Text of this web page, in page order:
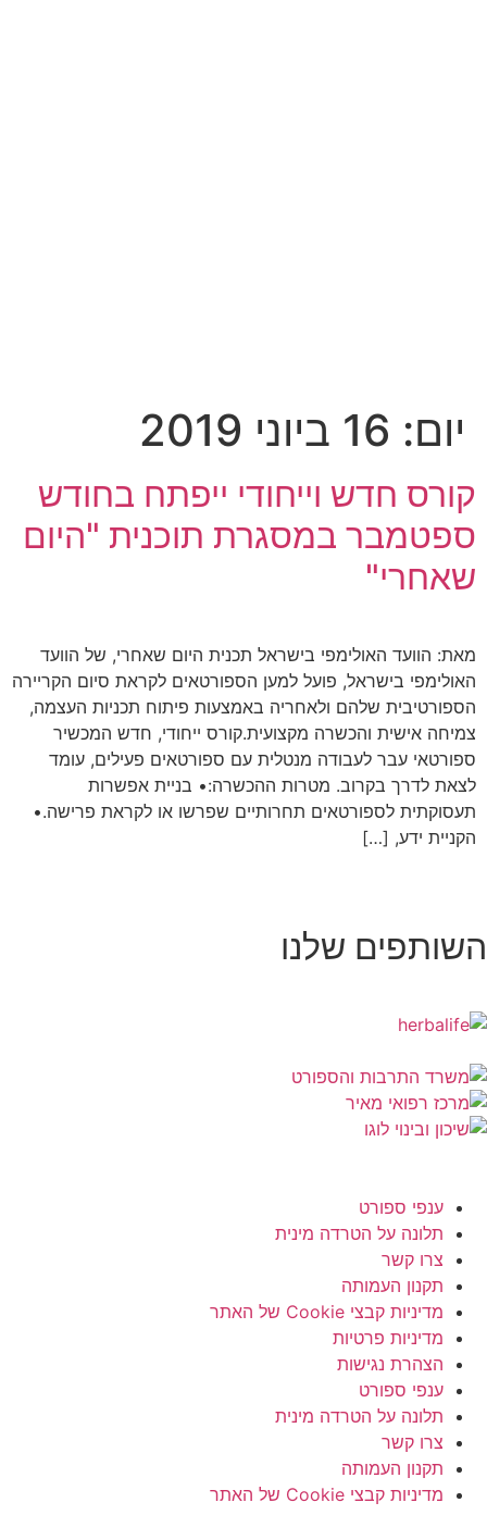
יום: 16 ביוני 2019
קורס חדש וייחודי ייפתח בחודש
ספטמבר במסגרת תוכנית "היום
שאחרי"
מאת: הוועד האולימפי בישראל תכנית היום שאחרי, של הוועד
האולימפי בישראל, פועל למען הספורטאים לקראת סיום הקריירה
הספורטיבית שלהם ולאחריה באמצעות פיתוח תכניות העצמה,
צמיחה אישית והכשרה מקצועית.קורס ייחודי, חדש המכשיר
ספורטאי עבר לעבודה מנטלית עם ספורטאים פעילים, עומד
לצאת לדרך בקרוב. מטרות ההכשרה:• בניית אפשרות
תעסוקתית לספורטאים תחרותיים שפרשו או לקראת פרישה.•
הקניית ידע, […]
השותפים שלנו
ענפי ספורט
תלונה על הטרדה מינית
צרו קשר
תקנון העמותה
מדיניות קבצי Cookie של האתר
מדיניות פרטיות
הצהרת נגישות
ענפי ספורט
תלונה על הטרדה מינית
צרו קשר
תקנון העמותה
מדיניות קבצי Cookie של האתר